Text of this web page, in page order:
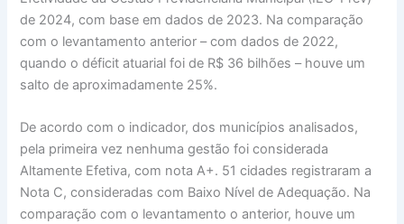
de 2024, com base em dados de 2023. Na comparação
com o levantamento anterior – com dados de 2022,
quando o déficit atuarial foi de R$ 36 bilhões – houve um
salto de aproximadamente 25%.
De acordo com o indicador, dos municípios analisados,
pela primeira vez nenhuma gestão foi considerada
Altamente Efetiva, com nota A+. 51 cidades registraram a
Nota C, consideradas com Baixo Nível de Adequação. Na
comparação com o levantamento o anterior, houve um